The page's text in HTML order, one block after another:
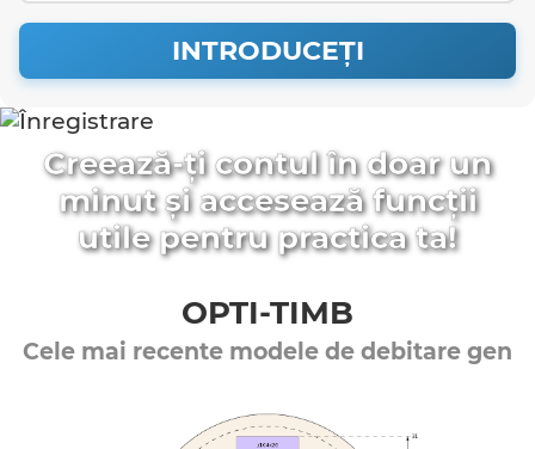
Creează-ți contul în doar un
minut și accesează funcții
utile pentru practica ta!
OPTI-TIMB
Cele mai recente modele de debitare gen
INTRODUCEŢI